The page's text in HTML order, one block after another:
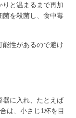
りと温まるまで再加
菌を殺菌し、食中毒
能性があるので避け
器に入れ、たとえば
は、小さじ1杯を目